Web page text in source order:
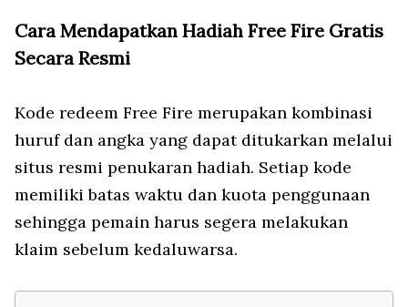
Cara Mendapatkan Hadiah Free Fire Gratis
Secara Resmi
Kode redeem Free Fire merupakan kombinasi
huruf dan angka yang dapat ditukarkan melalui
situs resmi penukaran hadiah. Setiap kode
memiliki batas waktu dan kuota penggunaan
sehingga pemain harus segera melakukan
klaim sebelum kedaluwarsa.